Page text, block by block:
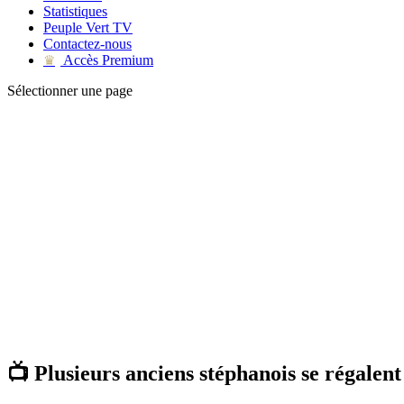
Statistiques
Peuple Vert TV
Contactez-nous
♛
Accès Premium
Sélectionner une page
📺 Plusieurs anciens stéphanois se